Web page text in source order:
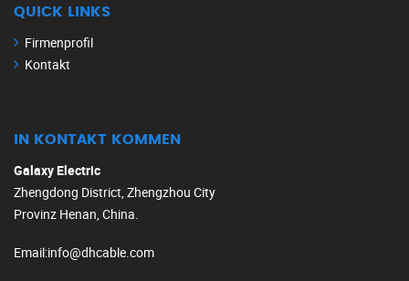
QUICK LINKS
Firmenprofil
Kontakt
IN KONTAKT KOMMEN
Galaxy Electric
Zhengdong District, Zhengzhou City
Provinz Henan, China.
Email:info@dhcable.com